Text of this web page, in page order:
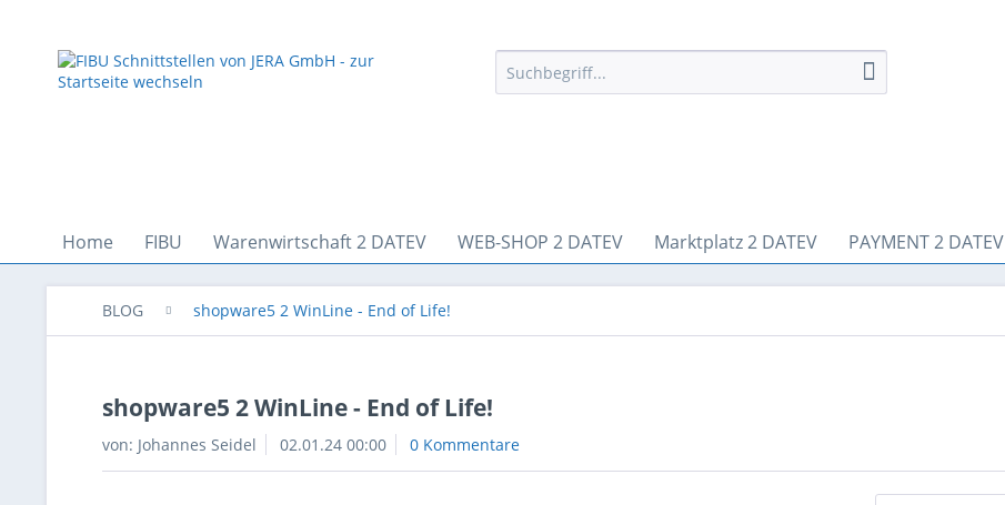
Home FIBU Warenwirtschaft 2 DATEV WEB-SHOP 2 DATEV Marktplatz 2 DATEV PAYMENT 2 DATEV
BLOG shopware5 2 WinLine - End of Life!
shopware5 2 WinLine - End of Life!
von: Johannes Seidel 02.01.24 00:00 0 Kommentare